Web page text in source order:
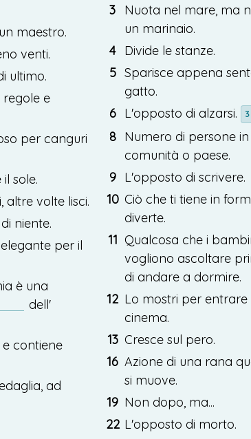
un maestro.
venti.
ultimo.
regole e
per canguri
il sole.
, altre volte lisci.
di niente.
elegante per il
è una
dell'
e contiene
, ad
3
Nuota nel mare, ma
un marinaio.
4
Divide le stanze.
5 Sparisce appena
gatto.
6 L'opposto di alzarsi.
8 Numero di persone in
comunità o paese.
9 L'opposto di scrivere.
10 Ciò che ti tiene in
diverte.
11 Qualcosa che i
vogliono ascoltare
di andare a dormire.
12 Lo mostri per entrare
cinema.
13 Cresce sul pero.
16 Azione di una rana
si muove.
19 Non dopo, ma...
22 L'opposto di morto.